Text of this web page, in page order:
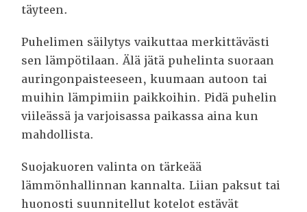
täyteen.
Puhelimen säilytys vaikuttaa merkittävästi
sen lämpötilaan. Älä jätä puhelinta suoraan
auringonpaisteeseen, kuumaan autoon tai
muihin lämpimiin paikkoihin. Pidä puhelin
viileässä ja varjoisassa paikassa aina kun
mahdollista.
Suojakuoren valinta on tärkeää
lämmönhallinnan kannalta. Liian paksut tai
huonosti suunnitellut kotelot estävät